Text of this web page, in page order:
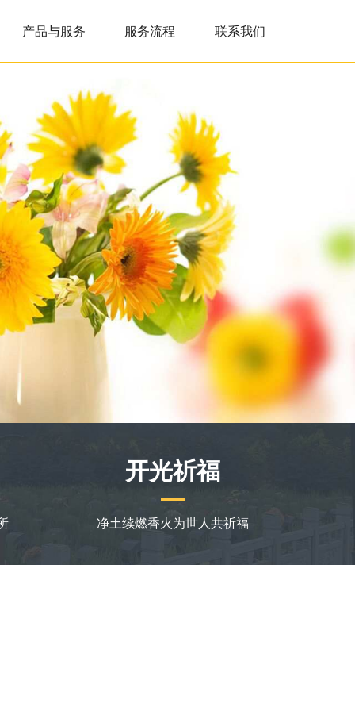
产品与服务 服务流程 联系我们
开光祈福
净土续燃香火为世人共祈福